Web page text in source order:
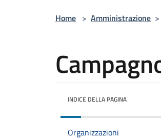
Home > Amministrazione >
INDICE DELLA PAGINA
Organizzazioni